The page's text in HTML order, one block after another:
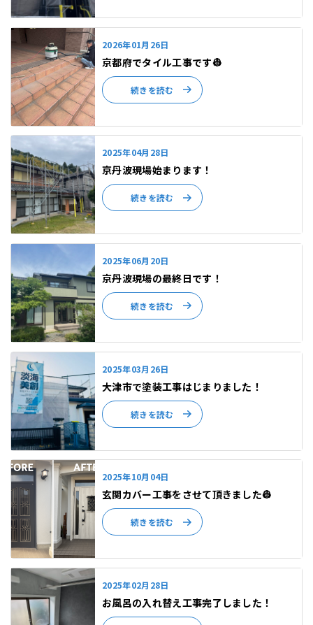
2026年01月26日
京都府でタイル工事です👷
続きを読む
2025年04月28日
京丹波現場始まります！
続きを読む
2025年06月20日
京丹波現場の最終日です！
続きを読む
2025年03月26日
大津市で塗装工事はじまりました！
続きを読む
2025年10月04日
玄関カバー工事をさせて頂きました👷
続きを読む
2025年02月28日
お風呂の入れ替え工事完了しました！